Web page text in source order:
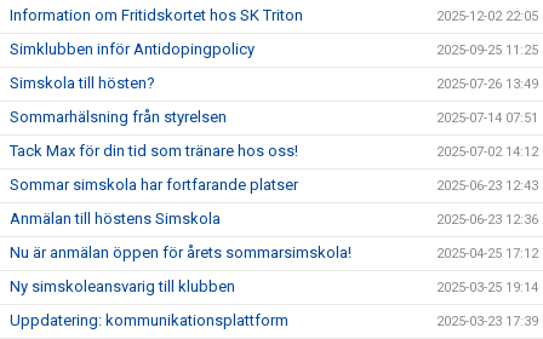
Information om Fritidskortet hos SK Triton 2025-12-02 22:05
Simklubben inför Antidopingpolicy 2025-09-25 11:25
Simskola till hösten? 2025-07-26 13:49
Sommarhälsning från styrelsen 2025-07-14 07:51
Tack Max för din tid som tränare hos oss! 2025-07-02 14:12
Sommar simskola har fortfarande platser 2025-06-23 12:43
Anmälan till höstens Simskola 2025-06-23 12:36
Nu är anmälan öppen för årets sommarsimskola! 2025-04-25 17:12
Ny simskoleansvarig till klubben 2025-03-25 19:14
Uppdatering: kommunikationsplattform 2025-03-23 17:39